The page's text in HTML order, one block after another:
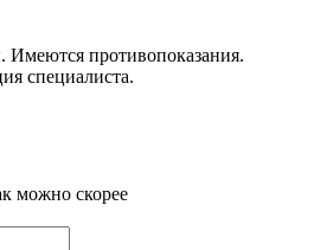
Имеются противопоказания.
специалиста.
можно скорее